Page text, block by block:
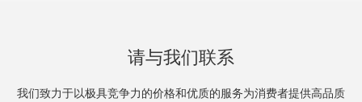
请与我们联系
我们致力于以极具竞争力的价格和优质的服务为消费者提供高品质